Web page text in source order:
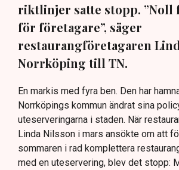
riktlinjer satte stopp. ”Noll
för företagare”, säger
restaurangföretagaren
Norrköping till TN.
En markis med fyra ben. Den har
Norrköpings kommun ändrat sina
uteserveringarna i staden. När
Linda Nilsson i mars ansökte om att
sommaren i rad komplettera
med en uteservering, blev det stopp: